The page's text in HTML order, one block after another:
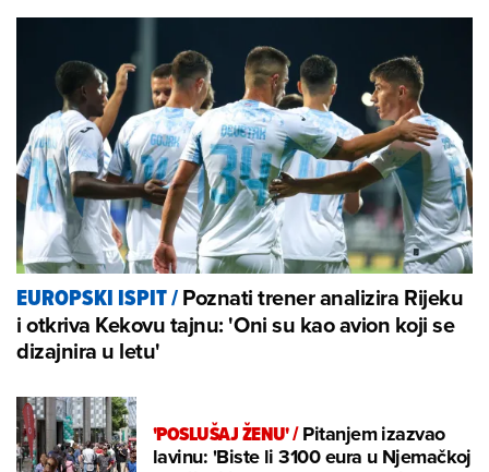
EUROPSKI ISPIT/Poznati trener analizira Rijeku
i otkriva Kekovu tajnu: 'Oni su kao avion koji se
dizajnira u letu'
'POSLUŠAJ ŽENU'/Pitanjem izazvao
lavinu: 'Biste li 3100 eura u Njemačkoj